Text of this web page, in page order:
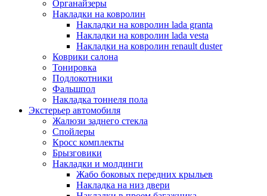
Органайзеры
Накладки на ковролин
Накладки на ковролин lada granta
Накладки на ковролин lada vesta
Накладки на ковролин renault duster
Коврики салона
Тонировка
Подлокотники
Фальшпол
Накладка тоннеля пола
Экстерьер автомобиля
Жалюзи заднего стекла
Спойлеры
Кросс комплекты
Брызговики
Накладки и молдинги
Жабо боковых передних крыльев
Накладка на низ двери